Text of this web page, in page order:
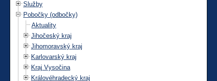
Služby
Pobočky (odbočky)
Aktuality
Jihočeský kraj
Jihomoravský kraj
Karlovarský kraj
Kraj Vysočina
Královéhradecký kraj